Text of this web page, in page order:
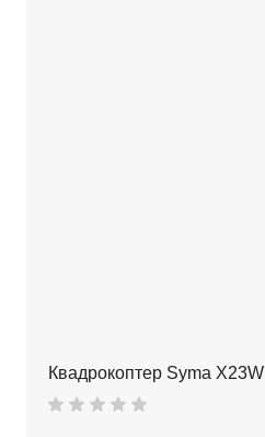
Квадрокоптер Syma X23W